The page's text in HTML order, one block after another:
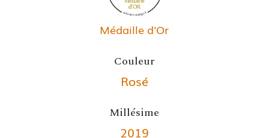
Médaille d'Or
Couleur
Rosé
Millésime
2019